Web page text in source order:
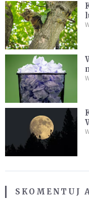
SKOMENTUJ